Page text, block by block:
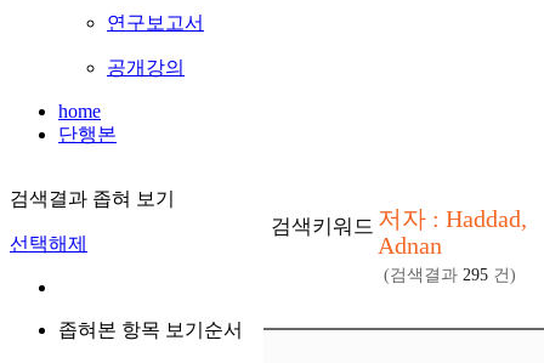
연구보고서
공개강의
home
단행본
검색결과 좁혀 보기
선택해제
좁혀본 항목 보기순서
검색키워드 저자 : Haddad,
Adnan
(검색결과 295 건)